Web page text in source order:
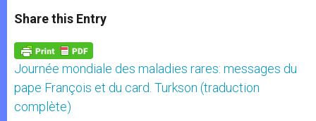
t
s
p
p
s
e
g
e
r
e
b
o
k
Share this Entry
Journée mondiale des maladies rares: messages du
pape François et du card. Turkson (traduction
complète)